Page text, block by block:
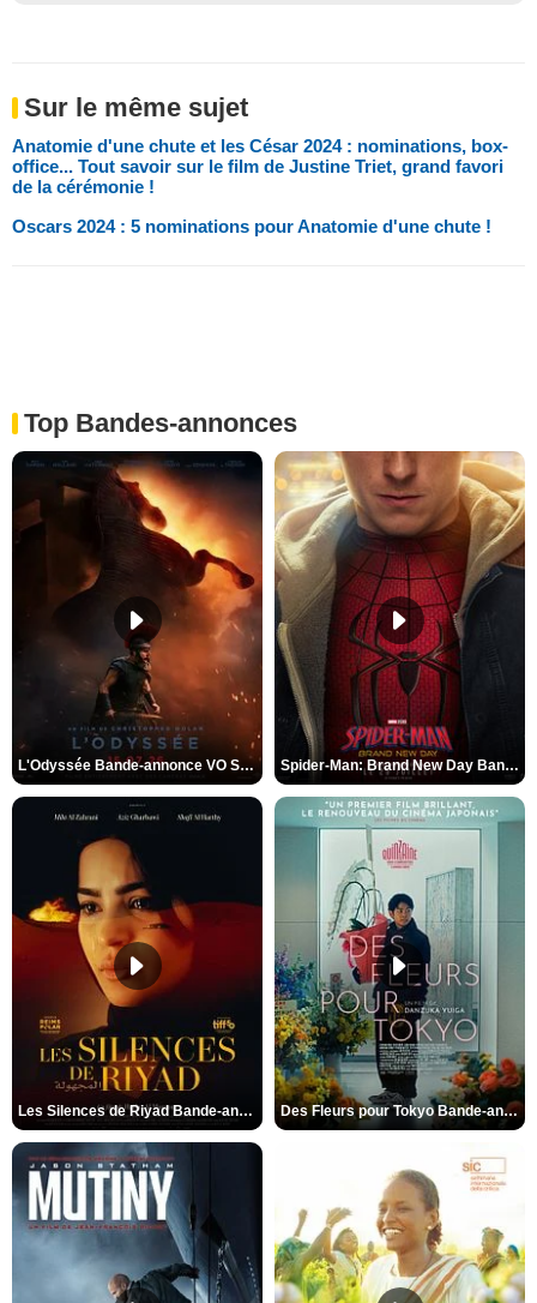
Sur le même sujet
Anatomie d'une chute et les César 2024 : nominations, box-
office... Tout savoir sur le film de Justine Triet, grand favori
de la cérémonie !
Oscars 2024 : 5 nominations pour Anatomie d'une chute !
Top Bandes-annonces
L'Odyssée Bande-annonce VO STFR Spider-Man: Brand New Day Bande-annonce VO STFR
Les Silences de Riyad Bande-annonce VO STFR Des Fleurs pour Tokyo Bande-annonce VO STFR